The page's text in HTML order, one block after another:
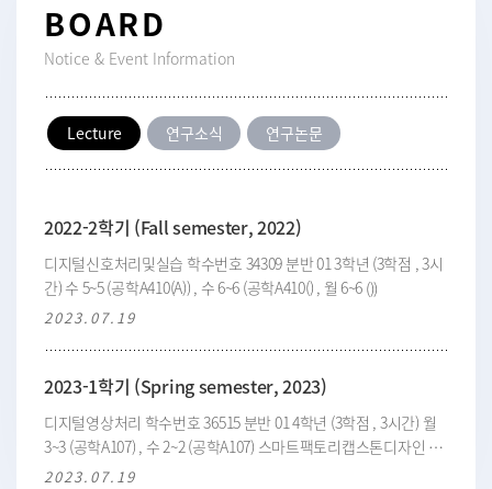
BOARD
Notice & Event Information
Lecture 연구소식 연구논문
2022-2학기 (Fall semester, 2022)
디지털신호처리및실습 학수번호 34309 분반 01 3학년 (3학점 , 3시
간) 수 5~5 (공학A410(A)) , 수 6~6 (공학A410() , 월 6~6 ())
2023.07.19
2023-1학기 (Spring semester, 2023)
디지털영상처리 학수번호 36515 분반 01 4학년 (3학점 , 3시간) 월
3~3 (공학A107) , 수 2~2 (공학A107) 스마트팩토리캡스톤디자인 학
수번호 G18163 분반 01 학년 (3학점 , 3시간) 스마트팩토리캡스톤
2023.07.19